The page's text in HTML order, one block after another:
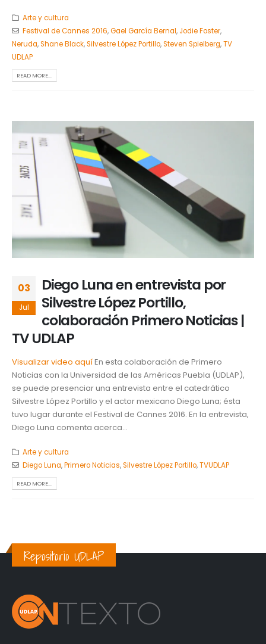
Arte y cultura
Festival de Cannes 2016,Gael García Bernal, Jodie Foster,
Neruda,Shane Black,Silvestre López Portillo,Steven Spielberg,TV
UDLAP
READ MORE...
03
Jul
Diego Luna en entrevista por
Silvestre López Portillo,
colaboración Primero Noticias |
TV UDLAP
Visualizar video aquíEn esta colaboración de Primero
Noticias con la Universidad de las Américas Puebla (UDLAP),
se puede presenciar una entrevista entre el catedrático
Silvestre López Portillo y el actor mexicano Diego Luna; ésta
tuvo lugar durante el Festival de Cannes 2016. En la entrevista,
Diego Luna comenta acerca...
Arte y cultura
Diego Luna,Primero Noticias,Silvestre López Portillo,TVUDLAP
READ MORE...
Repositorio UDLAP